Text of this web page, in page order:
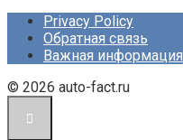
Privacy Policy
Обратная связь
Важная информация
© 2026 auto-fact.ru